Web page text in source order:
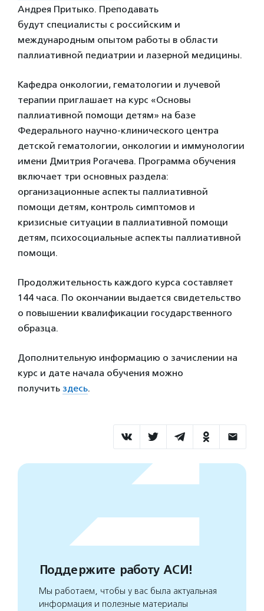
Андрея Притыко. Преподавать
будут специалисты с российским и
международным опытом работы в области
паллиативной педиатрии и лазерной медицины.
Кафедра онкологии, гематологии и лучевой
терапии приглашает на курс «Основы
паллиативной помощи детям» на базе
Федерального научно-клинического центра
детской гематологии, онкологии и иммунологии
имени Дмитрия Рогачева. Программа обучения
включает три основных раздела:
организационные аспекты паллиативной
помощи детям, контроль симптомов и
кризисные ситуации в паллиативной помощи
детям, психосоциальные аспекты паллиативной
помощи.
Продолжительность каждого курса составляет
144 часа. По окончании выдается свидетельство
о повышении квалификации государственного
образца.
Дополнительную информацию о зачислении на
курс и дате начала обучения можно
получить здесь.
Поддержите работу АСИ!
Мы работаем, чтобы у вас была актуальная
информация и полезные материалы